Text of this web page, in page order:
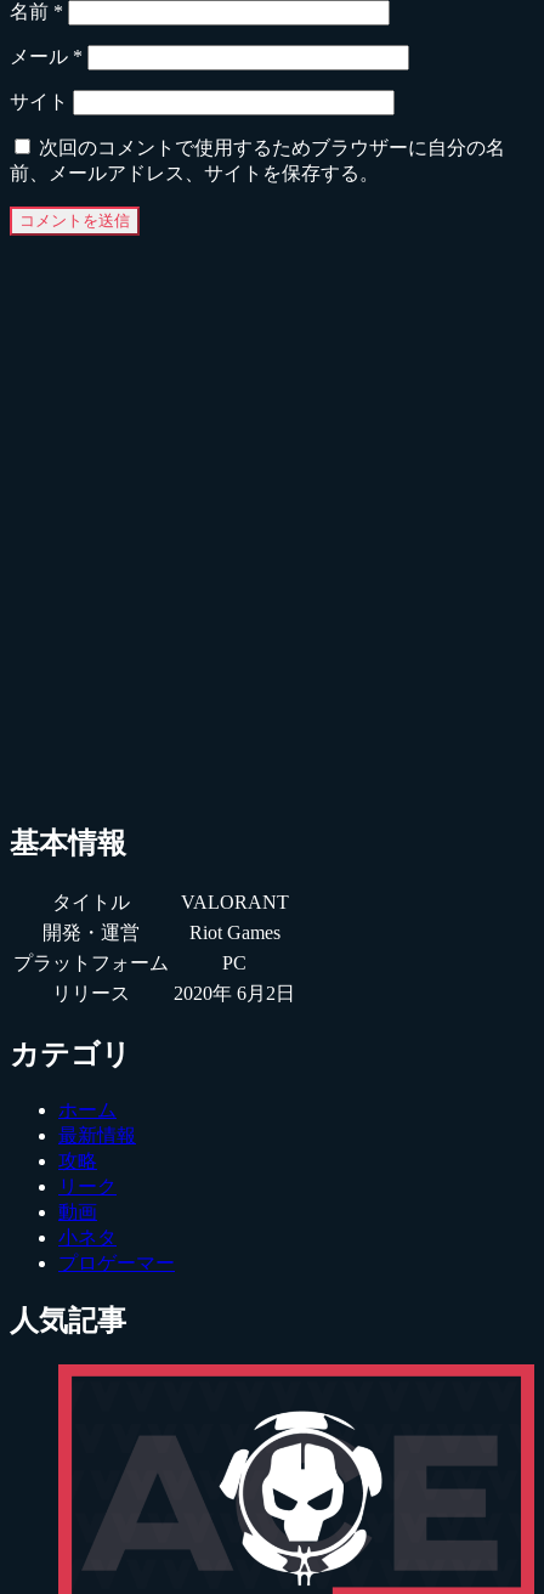
名前 *
メール *
サイト
次回のコメントで使用するためブラウザーに自分の名
前、メールアドレス、サイトを保存する。
基本情報
タイトル
VALORANT
開発・運営
Riot Games
プラットフォーム
PC
リリース
2020年 6月2日
カテゴリ
ホーム
最新情報
攻略
リーク
動画
小ネタ
プロゲーマー
人気記事